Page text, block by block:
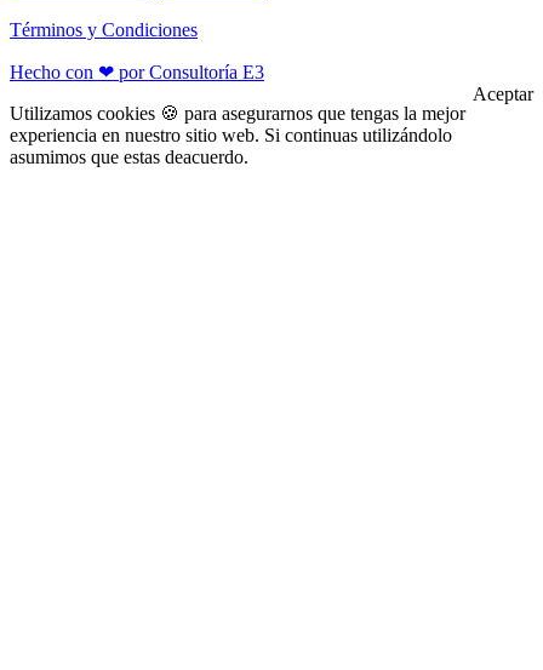
Términos y Condiciones
Hecho con ❤ por Consultoría E3
Utilizamos cookies 🍪 para asegurarnos que tengas la mejor
experiencia en nuestro sitio web. Si continuas utilizándolo
asumimos que estas deacuerdo.
Aceptar